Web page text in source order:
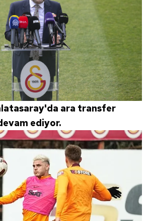
ara transfer
ediyor.